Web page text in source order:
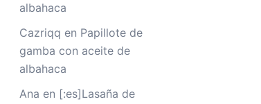
albahaca
Cazriqq en Papillote de
gamba con aceite de
albahaca
Ana en [:es]Lasaña de